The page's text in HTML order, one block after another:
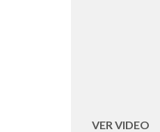
VER VIDEO